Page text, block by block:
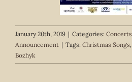
January 20th, 2019 | Categories: Concerts
Announcement | Tags: Christmas Songs,
Bozhyk